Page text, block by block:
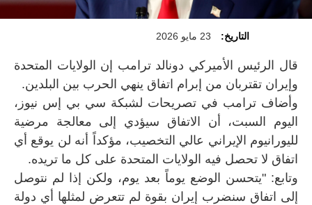
التاريخ: 23 مايو 2026
قال الرئيس الأميركي دونالد ترامب إن الولايات المتحدة
وإيران تقتربان من إبرام اتفاق ينهي الحرب بين البلدين.
وأضاف ترامب في تصريحات لشبكة سي بي إس نيوز،
اليوم السبت، أن الاتفاق سيؤدي إلى معالجة مرضية
لليورانيوم الإيراني عالي التخصيب، مؤكداً أنه لن يوقع أي
اتفاق لا تحصل فيه الولايات المتحدة على كل ما تريده.
وتابع: "يتحسن الوضع يوماً بعد يوم، ولكن إذا لم نتوصل
إلى اتفاق سنضرب إيران بقوة لم تتعرض لمثلها أي دولة